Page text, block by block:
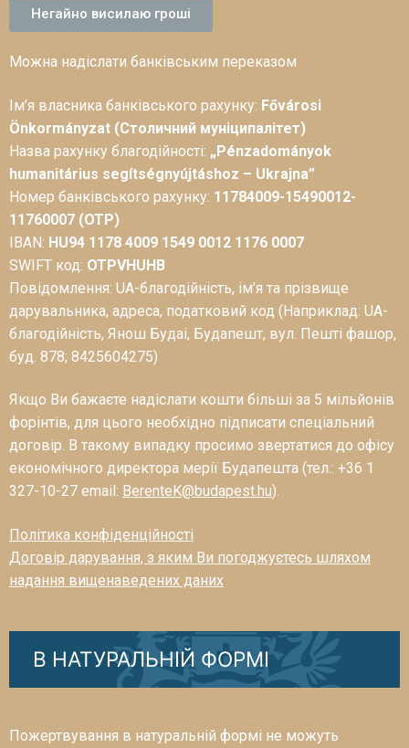
Негайно висилаю гроші
Можна надіслати банківським переказом
Ім’я власника банківського рахунку: Fővárosi
Önkormányzat (Столичний муніципалітет)
Назва рахунку благодійності: „Pénzadományok
humanitárius segítségnyújtáshoz – Ukrajna”
Номер банківського рахунку: 11784009-15490012-
11760007 (OTP)
IBAN: HU94 1178 4009 1549 0012 1176 0007
SWIFT код: OTPVHUHB
Повідомлення: UA-благодійність, ім’я та прізвище
дарувальника, адреса, податковий код (Наприклад: UA-
благодійність, Янош Будаі, Будапешт, вул. Пешті фашор,
буд. 878; 8425604275)
Якщо Ви бажаєте надіслати кошти більші за 5 мільйонів
форінтів, для цього необхідно підписати спеціальний
договір. В такому випадку просимо звертатися до офісу
економічного директора мерії Будапешта (тел.: +36 1
327-10-27 email: BerenteK@budapest.hu).
Політика конфіденційності
Договір дарування, з яким Ви погоджуєтесь шляхом
надання вищенаведених даних
В НАТУРАЛЬНІЙ ФОРМІ
Пожертвування в натуральній формі не можуть